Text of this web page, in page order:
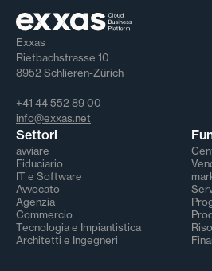
Exxas
Rietbachstrasse 10
8952 Schlieren-Zürich
+41 44 552 89 00
info@exxas.net
Settori
avviare
Fiduciario
IT e Software
Avvocato
Agenzia
Commercio
Tecnologia e Impiantistica
Architetti e Ingegneri